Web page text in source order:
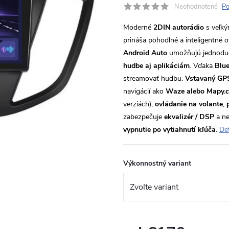
Neohodnotené
Moderné 2DIN autorádio s
prináša pohodlné a inteligentné
Android Auto umožňujú
hudbe aj aplikáciám. Vďaka
streamovať hudbu. Vstavaný
navigácií ako Waze alebo
verziách), ovládanie na volante,
zabezpečuje ekvalizér / DSP a
vypnutie po vytiahnutí kľúča.
Výkonnostný variant